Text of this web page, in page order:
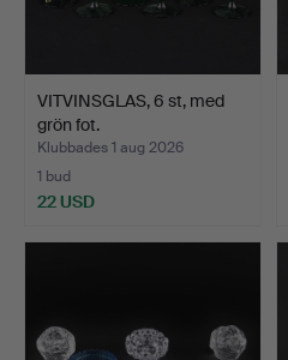
VITVINSGLAS, 6 st, med
grön fot.
Klubbades 1 aug 2026
1 bud
22 USD